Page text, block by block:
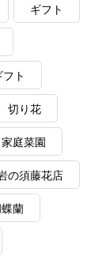
ギフト
ト
切り花
家庭菜園
の須藤花店
蘭